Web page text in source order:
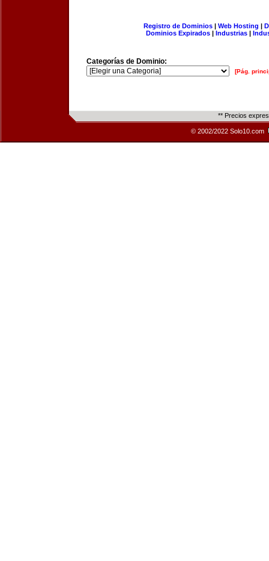
Registro de Dominios| Web Hosting |
Dominios Expirados | Industrias |
Categorías de Dominio:
[Pág.
** Precios
© 2002/2022 Solo10.com